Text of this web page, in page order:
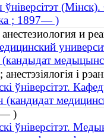
; 1897— )
и
і
)
ўніверсітэт.